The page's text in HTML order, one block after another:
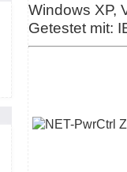
Windows XP,
Getestet mit: